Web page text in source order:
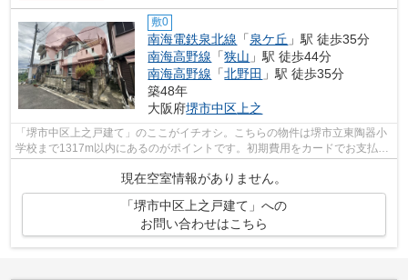
敷0
南海電鉄泉北線 「泉ケ丘 」駅 徒歩35分
南海高野線 「狭山 」駅 徒歩44分
南海高野線 「北野田 」駅 徒歩35分
築48年
大阪府堺市中区 上之
「堺市中区上之戸建て」のここがイチオシ。こちらの物件は堺市立東陶器小
学校まで1317m以内にあるのがポイントです。初期費用をカードでお支払い
いただけるので、カードで決済したい方...
現在空室情報がありません。
「堺市中区上之戸建て」への
お問い合わせはこちら